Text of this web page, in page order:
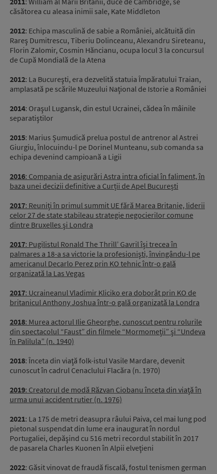
căsătorea cu aleasa inimii sale, Kate Middleton
2012: Echipa masculină de sabie a României, alcătuită din
Rareş Dumitrescu, Tiberiu Dolinceanu, Alexandru Sireteanu,
Florin Zalomir, Cosmin Hăncianu, ocupa locul 3 la concursul
de Cupă Mondială de la Atena
2012: La Bucureşti, era dezvelită statuia Împăratului Traian,
amplasată pe scările Muzeului Naţional de Istorie a României
2014: Oraşul Lugansk, din estul Ucrainei, cădea în mâinile
separatiştilor
2015: Marius Șumudică prelua postul de antrenor al Astrei
Giurgiu, înlocuindu-l pe Dorinel Munteanu, sub comanda sa
echipa devenind campioană a Ligii
2016: Compania de asigurări Astra intra oficial în faliment, în
baza unei decizii definitive a Curții de Apel București
2017: Reuniţi în primul summit UE fără Marea Britanie, liderii
celor 27 de state stabileau strategie negocierilor comune
dintre Bruxelles şi Londra
2017: Pugilistul Ronald The Thrill’ Gavril îşi trecea în
palmares a 18-a sa victorie la profesionişti, învingându-l pe
americanul Decarlo Perez prin KO tehnic într-o gală
organizată la Las Vegas
2017: Ucraineanul Vladimir Kliciko era doborât prin KO de
britanicul Anthony Joshua într-o gală organizată la Londra
2018: Murea actorul Ilie Gheorghe, cunoscut pentru rolurile
din spectacolul “Faust” din filmele “Mormomeţii” şi “Undeva
în Palilula” (n. 1940)
2018: Înceta din viaţă folk-istul Vasile Mardare, devenit
cunoscut în cadrul Cenaclului Flacăra (n. 1970)
2019: Creatorul de modă Răzvan Ciobanu înceta din viaţă în
urma unui accident rutier (n. 1976)
2021: La 175 de metri deasupra râului Paiva, cel mai lung pod
pietonal suspendat din lume era inaugurat în nordul
Portugaliei, depăşind cu 516 metri recordul stabilit în 2017
de pasarela Charles Kuonen în Alpii elveţieni
2022: Găsit vinovat de fraudă fiscală, fostul tenismen german